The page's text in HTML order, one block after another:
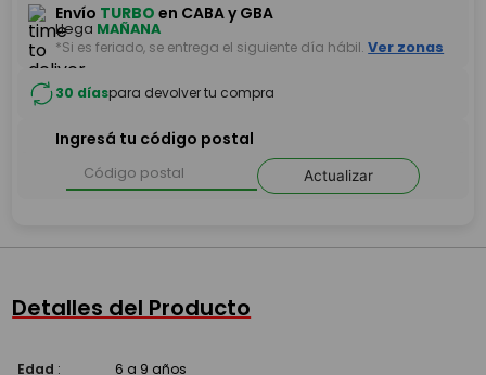
Envío TURBO en CABA y GBA
Llega MAÑANA
*Si es feriado, se entrega el siguiente día hábil. Ver zonas
30 díaspara devolver tu compra
Ingresá tu código postal
Actualizar
Detalles del Producto
Edad : 6 a 9 años